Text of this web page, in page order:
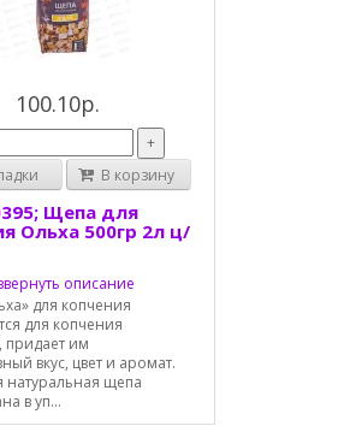
100.10р.
+
В корзину
Щепа для
Ольха 500гр 2л ц/
описание
для копчения
для копчения
придает им
вкус, цвет и аромат.
натуральная щепа
в уп...